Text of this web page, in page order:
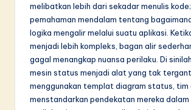
si
melibatkan lebih dari sekadar menulis
pemahaman mendalam tentang
logika mengalir melalui suatu aplikasi.
menjadi lebih kompleks, bagan alir
gagal menangkap nuansa perilaku. Di
mesin status menjadi alat yang tak
menggunakan templat diagram status,
menstandarkan pendekatan mereka dalam